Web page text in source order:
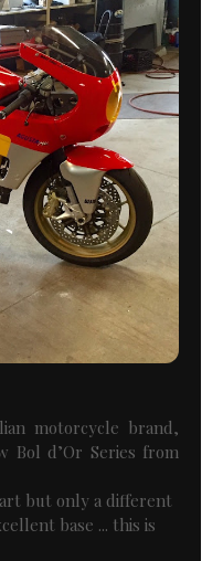
motorcycle brand,
Bol d’Or Series from
but only a different
base ... this is